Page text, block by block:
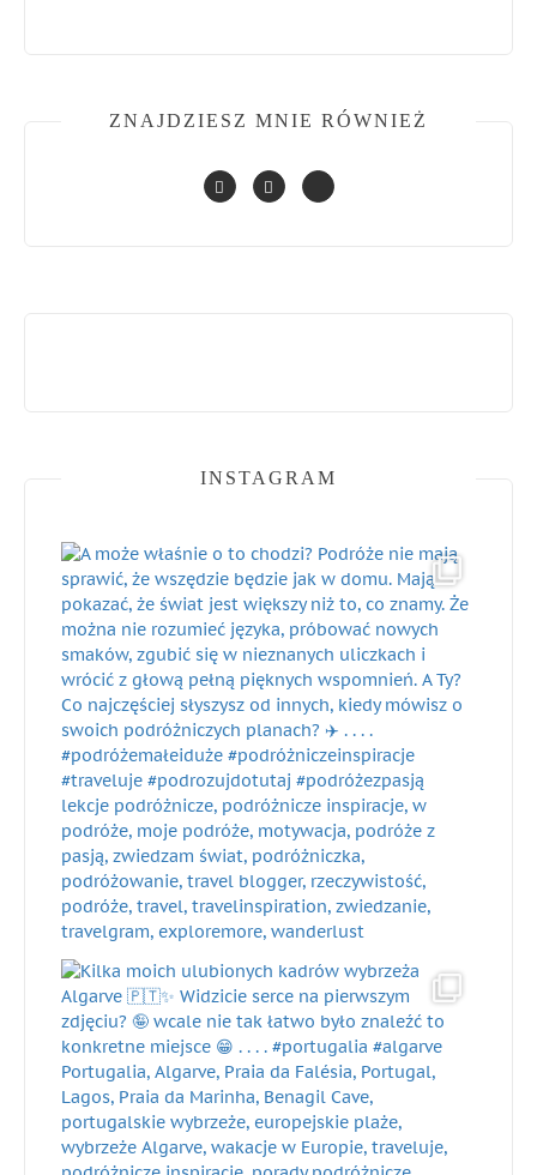
ZNAJDZIESZ MNIE RÓWNIEŻ
INSTAGRAM